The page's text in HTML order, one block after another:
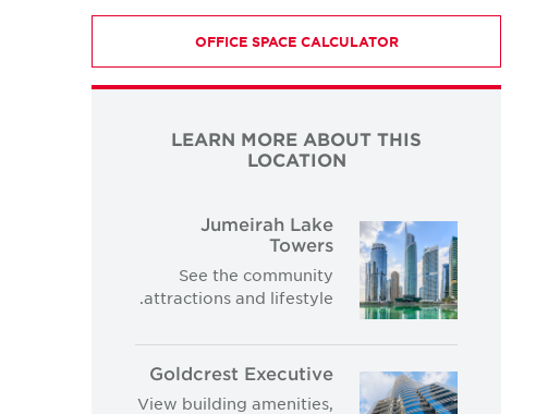
OFFICE SPACE CALCULATOR
LEARN MORE ABOUT THIS
LOCATION
Jumeirah Lake
Towers
See the community
attractions and lifestyle.
Goldcrest Executive
View building amenities,